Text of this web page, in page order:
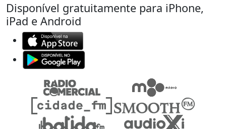
Disponível gratuitamente para iPhone,
iPad e Android